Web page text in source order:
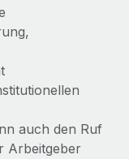
19 Ländern
Bereich der
auch den Ruf
Arbeitgeber